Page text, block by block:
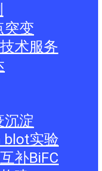
突变
术服务
沉淀
blot实验
补BiFC